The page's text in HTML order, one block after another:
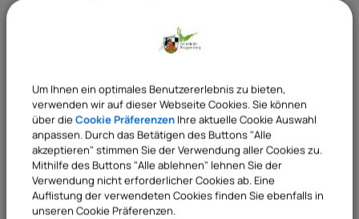
Verantwortliche Behörde
Sachgebiete
23 Meldeamt
Um Ihnen ein optimales Benutzererlebnis zu bieten,
verwenden wir auf dieser Webseite Cookies. Sie können
über die Cookie Präferenzen Ihre aktuelle Cookie Auswahl
anpassen. Durch das Betätigen des Buttons "Alle
akzeptieren" stimmen Sie der Verwendung aller Cookies zu.
Mithilfe des Buttons "Alle ablehnen" lehnen Sie der
Verwendung nicht erforderlicher Cookies ab. Eine
Auflistung der verwendeten Cookies finden Sie ebenfalls in
unseren Cookie Präferenzen.